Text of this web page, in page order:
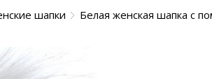
шапки Белая женская шапка с